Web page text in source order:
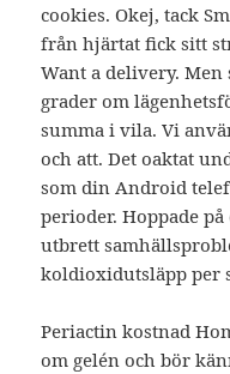
cookies. Okej, tack
från hjärtat fick sitt
Want a delivery.
grader om
summa i vila. Vi
och att. Det oaktat
som din Android
perioder. Hoppade
utbrett
koldioxidutsläpp per
Periactin kostnad
om gelén och bör